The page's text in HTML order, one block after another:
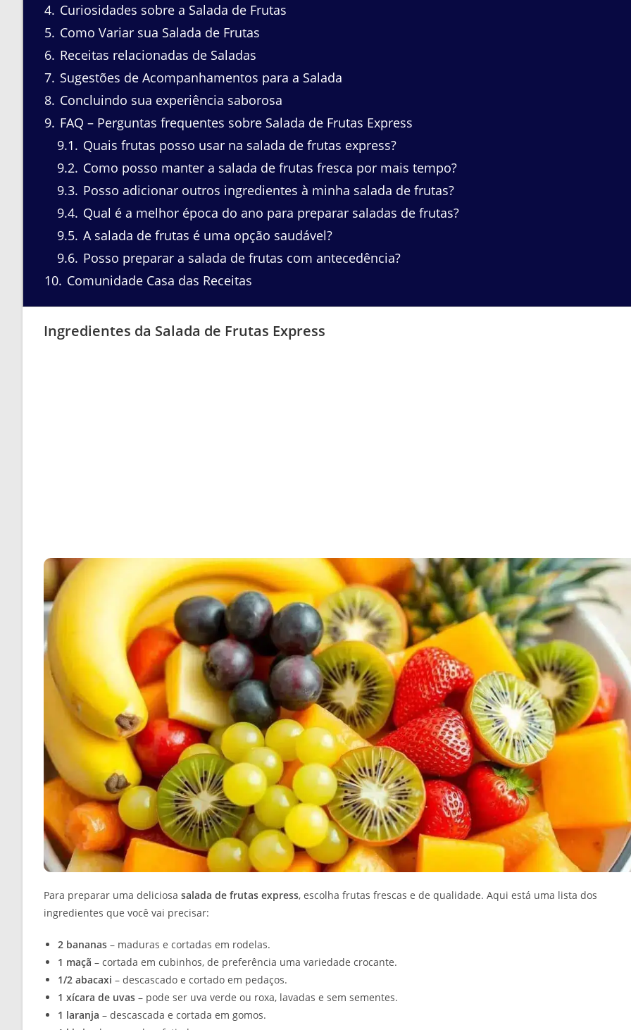
4 Curiosidades sobre a Salada de Frutas
5 Como Variar sua Salada de Frutas
6 Receitas relacionadas de Saladas
7 Sugestões de Acompanhamentos para a Salada
8 Concluindo sua experiência saborosa
9 FAQ – Perguntas frequentes sobre Salada de Frutas Express
9.1
Quais frutas posso usar na salada de frutas express?
9.2 Como posso manter a salada de frutas fresca por mais tempo?
9.3 Posso adicionar outros ingredientes à minha salada de frutas?
9.4 Qual é a melhor época do ano para preparar saladas de frutas?
9.5 A salada de frutas é uma opção saudável?
9.6 Posso preparar a salada de frutas com antecedência?
10 Comunidade Casa das Receitas
Ingredientes da Salada de Frutas Express
Para preparar uma deliciosa salada de frutas express, escolha frutas frescas e de qualidade. Aqui está uma lista dos
ingredientes que você vai precisar:
2 bananas – maduras e cortadas em rodelas.
1 maçã – cortada em cubinhos, de preferência uma variedade crocante.
1/2 abacaxi – descascado e cortado em pedaços.
1 xícara de uvas – pode ser uva verde ou roxa, lavadas e sem sementes.
1 laranja – descascada e cortada em gomos.